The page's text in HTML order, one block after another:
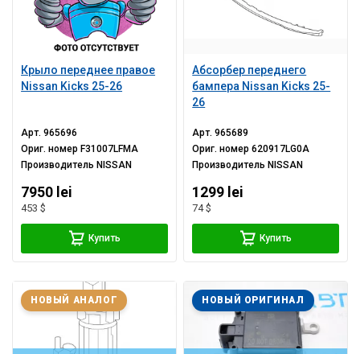
Крыло переднее правое
Nissan Kicks 25-26
Арт.965696
Ориг. номерF31007LFMA
ПроизводительNISSAN
7950 lei
453 $
Купить
Абсорбер переднего
бампера Nissan Kicks 25-
26
Арт.965689
Ориг. номер620917LG0A
ПроизводительNISSAN
1299 lei
74 $
Купить
НОВЫЙ АНАЛОГ НОВЫЙ ОРИГИНАЛ